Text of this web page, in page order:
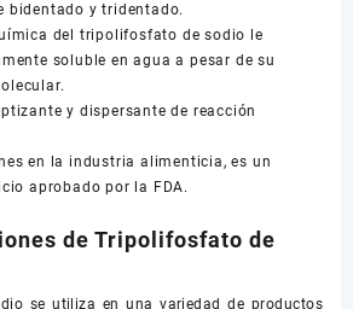
bidentado y tridentado.
del tripolifosfato de sodio le
soluble en agua a pesar de su
y dispersante de reacción
en la industria alimenticia, es un
aprobado por la FDA.
de Tripolifosfato de
se utiliza en una variedad de productos